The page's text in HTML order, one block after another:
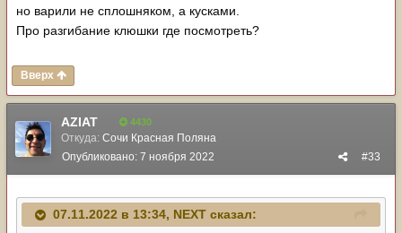
но варили не сплошняком, а кусками.
Про разгибание клюшки где посмотреть?
Вверх
AZIAT 4430
Откуда: Сочи Красная Поляна
#33
Опубликовано: 7 ноября 2022
07.11.2022 в 13:34, NЕХТ сказал: